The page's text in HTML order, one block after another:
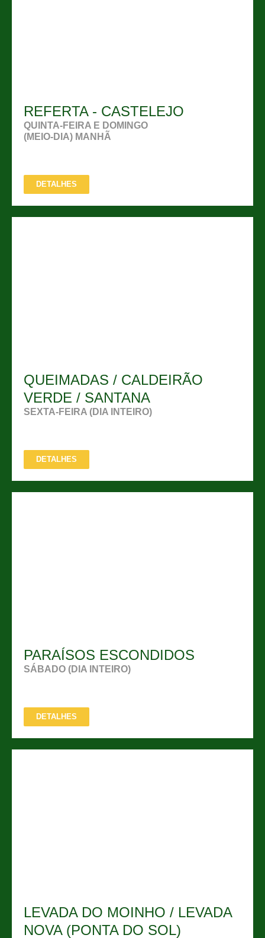
REFERTA - CASTELEJO
QUINTA-FEIRA E DOMINGO
(MEIO-DIA) MANHÃ
DETALHES
QUEIMADAS / CALDEIRÃO
VERDE / SANTANA
SEXTA-FEIRA (DIA INTEIRO)
DETALHES
PARAÍSOS ESCONDIDOS
SÁBADO (DIA INTEIRO)
DETALHES
LEVADA DO MOINHO / LEVADA
NOVA (PONTA DO SOL)